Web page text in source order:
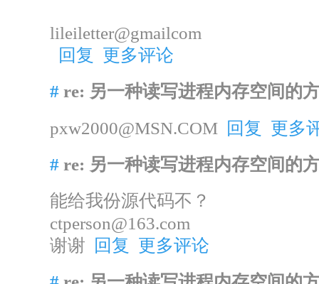
lileiletter@gmailcom
回复 更多评论
# re: 另一种读写进程内存空间的
pxw2000@MSN.COM 回复 更多
# re: 另一种读写进程内存空间的
能给我份源代码不？
ctperson@163.com
谢谢
回复 更多评论